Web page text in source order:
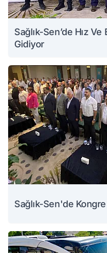
Sağlık-Sen’de Hız
Gidiyor
Sağlık-Sen'de